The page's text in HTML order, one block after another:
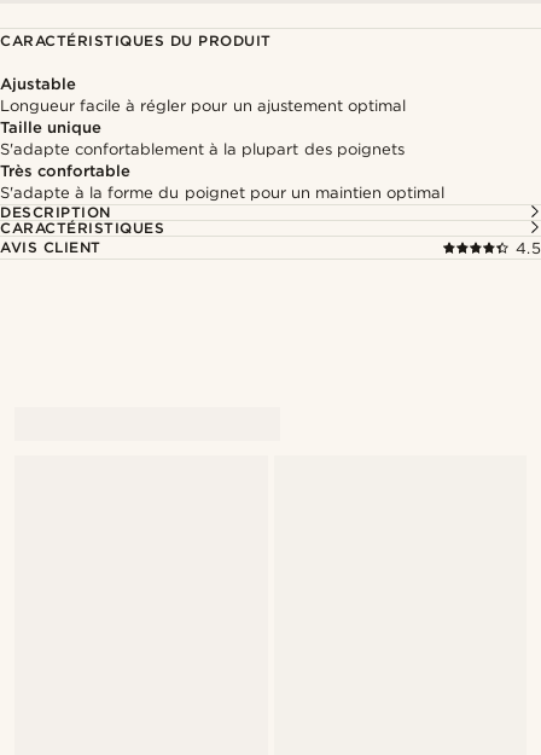
CARACTÉRISTIQUES DU PRODUIT
Ajustable
Longueur facile à régler pour un ajustement optimal
Taille unique
S'adapte confortablement à la plupart des poignets
Très confortable
S'adapte à la forme du poignet pour un maintien optimal
DESCRIPTION
CARACTÉRISTIQUES
AVIS CLIENT
4.5